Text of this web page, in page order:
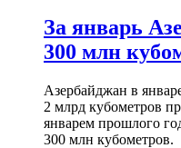
За январь
300 млн
Азербайджан в
2 млрд кубометров
январем прошлого
300 млн кубометров.